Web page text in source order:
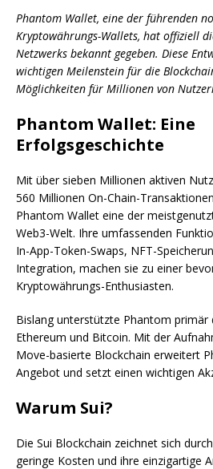
Phantom Wallet, eine der führenden
Kryptowährungs-Wallets, hat offiziell
Netzwerks bekannt gegeben. Diese
wichtigen Meilenstein für die
Möglichkeiten für Millionen von
Phantom Wallet: Eine
Erfolgsgeschichte
Mit über sieben Millionen aktiven
560 Millionen On-Chain-
Phantom Wallet eine der
Web3-Welt. Ihre umfassenden
In-App-Token-Swaps, NFT-
Integration, machen sie zu einer
Kryptowährungs-Enthusiasten.
Bislang unterstützte Phantom primär
Ethereum und Bitcoin. Mit der
Move-basierte Blockchain erweitert
Angebot und setzt einen wichtigen
Warum Sui?
Die Sui Blockchain zeichnet sich
geringe Kosten und ihre einzigartige